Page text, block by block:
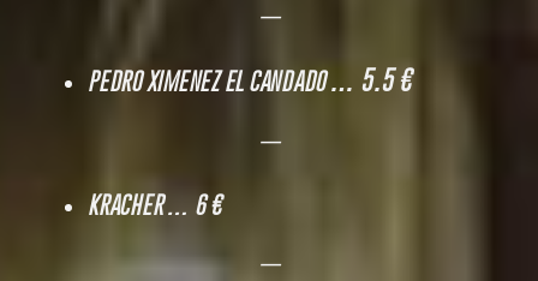
—
PEDRO XIMENEZ EL CANDADO … 5.5 €
—
KRACHER… 6 €
—